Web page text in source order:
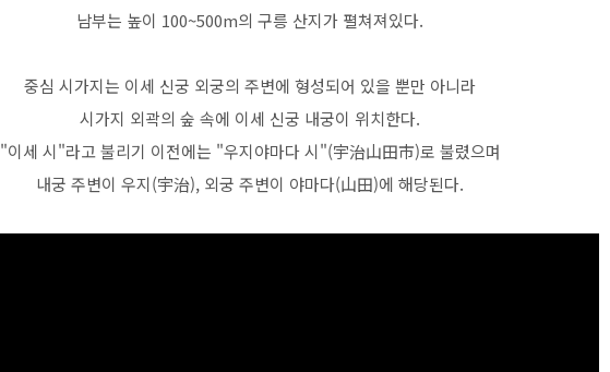
남부는 높이 100~500m의 구릉 산지가 펼쳐져있다.
중심 시가지는 이세 신궁 외궁의 주변에 형성되어 있을 뿐만 아니라
시가지 외곽의 숲 속에 이세 신궁 내궁이 위치한다.
"이세 시"라고 불리기 이전에는 "우지야마다 시"(宇治山田市)로 불렸으며
내궁 주변이 우지(宇治), 외궁 주변이 야마다(山田)에 해당된다.